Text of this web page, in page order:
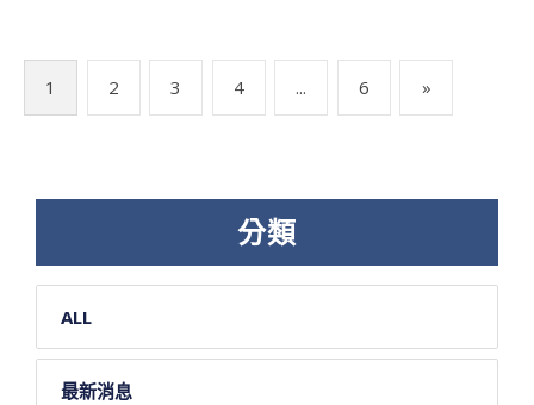
文
章
分
1 2 3 4 ... 6 »
分類
ALL
最新消息